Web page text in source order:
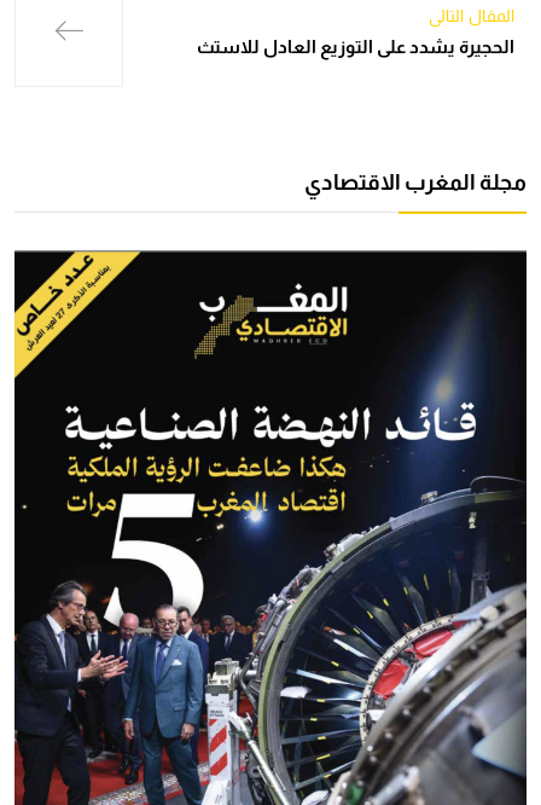
المقال التالي
الحجيرة يشدد على التوزيع العادل للاستث
مجلة المغرب الاقتصادي